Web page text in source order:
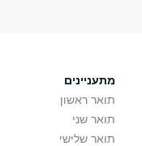
מתעניינים
תואר ראשון
תואר שני
תואר שלישי